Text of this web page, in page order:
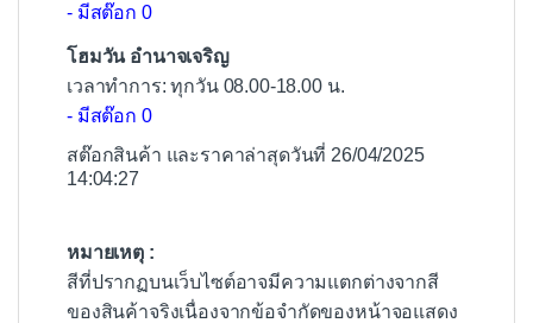
- มีสต๊อก 0
โฮมวัน อำนาจเจริญ
เวลาทำการ: ทุกวัน 08.00-18.00 น.
- มีสต๊อก 0
สต๊อกสินค้า และราคาล่าสุดวันที่ 26/04/2025
14:04:27
หมายเหตุ :
สีที่ปรากฏบนเว็บไซต์อาจมีความแตกต่างจากสี
ของสินค้าจริงเนื่องจากข้อจำกัดของหน้าจอแสดง